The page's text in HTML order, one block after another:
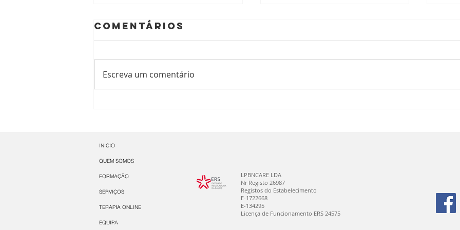
Fala Gonçalo
Leal (CTGaguez)
Recebe
Prestigiado
Associação
Argentina de
seminário na
Univ. do Chile:
14-15 de Maio
Comentários
Escreva um comentário
INICIO
QUEM SOMOS
FORMAÇÃO
SERVIÇOS
TERAPIA ONLINE
EQUIPA
LPBNCARE LDA
Nr Registo 26987
Registos do Estabelecimento
E-1722668
E-134295
Licença de Funcionamento ERS 24575